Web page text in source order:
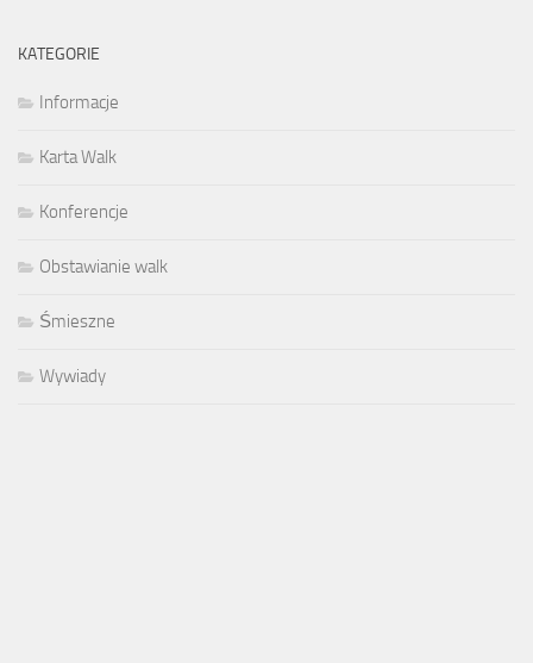
KATEGORIE
Informacje
Karta Walk
Konferencje
Obstawianie walk
Śmieszne
Wywiady